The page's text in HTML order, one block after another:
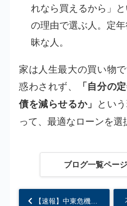
れなら買えるから」
の理由で選ぶ人。定
昧な人。
家は人生最大の買い物
惑わされず、
「自分の
債を減らせるか」 とい
って、最適なローンを選
ブログ一覧ペー
【速報】中東危機による日本の住宅市場への影響...